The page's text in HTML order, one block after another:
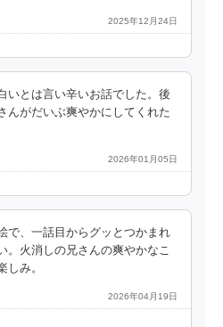
2025年12月24日
いとは言い辛いお話でした。後
んがだいぶ爽やかにしてくれた
2026年01月05日
で、一話目からグッとつかまれ
。火消しの兄さんの爽やかなこ
しみ。
2026年04月19日